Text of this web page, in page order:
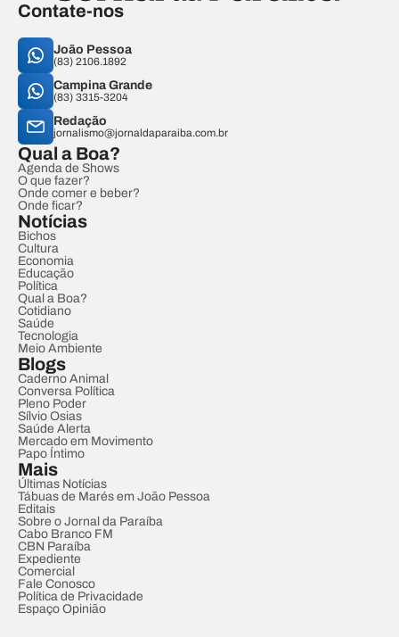
Contate-nos
João Pessoa
(83) 2106.1892
Campina Grande
(83) 3315-3204
Redação
jornalismo@jornaldaparaiba.com.br
Qual a Boa?
Agenda de Shows
O que fazer?
Onde comer e beber?
Onde ficar?
Notícias
Bichos
Cultura
Economia
Educação
Política
Qual a Boa?
Cotidiano
Saúde
Tecnologia
Meio Ambiente
Blogs
Caderno Animal
Conversa Política
Pleno Poder
Sílvio Osias
Saúde Alerta
Mercado em Movimento
Papo Íntimo
Mais
Últimas Notícias
Tábuas de Marés em João Pessoa
Editais
Sobre o Jornal da Paraíba
Cabo Branco FM
CBN Paraíba
Expediente
Comercial
Fale Conosco
Política de Privacidade
Espaço Opinião